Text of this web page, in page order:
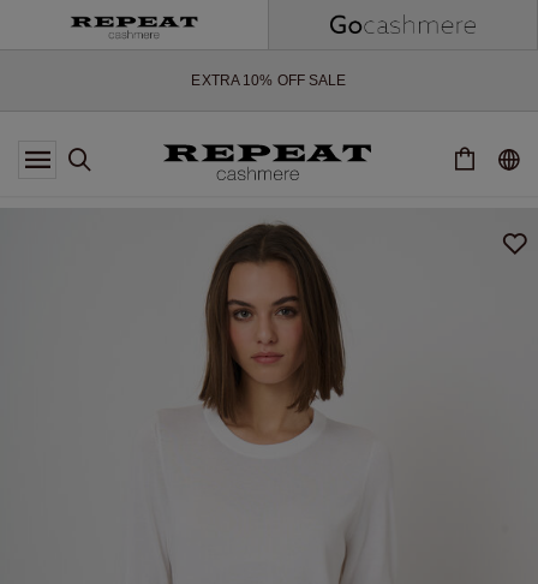
EXTRA 10% OFF SALE
*AANBIEDING IS GELDIG T/M 12 AUGUSTUS 2026
*UITZONDERINGEN KUNNEN VAN TOEPASSING ZIJN
ZACHTE NIEUWE STIJLEN EN FRISSE KLEUREN VOOR HET KOMENDE
SEIZOEN
EXTRA 10% OFF SALE